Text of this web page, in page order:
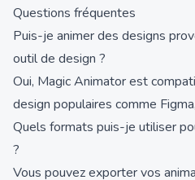
Questions fréquentes
Puis-je animer des designs
outil de design ?
Oui, Magic Animator est
design populaires comme
Quels formats puis-je utiliser
?
Vous pouvez exporter vos